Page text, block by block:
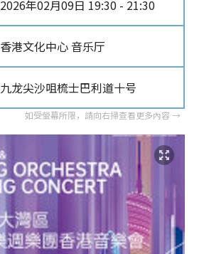
2026年02月09日 19:30 - 21:30
香港文化中心 音乐厅
九龙尖沙咀梳士巴利道十号